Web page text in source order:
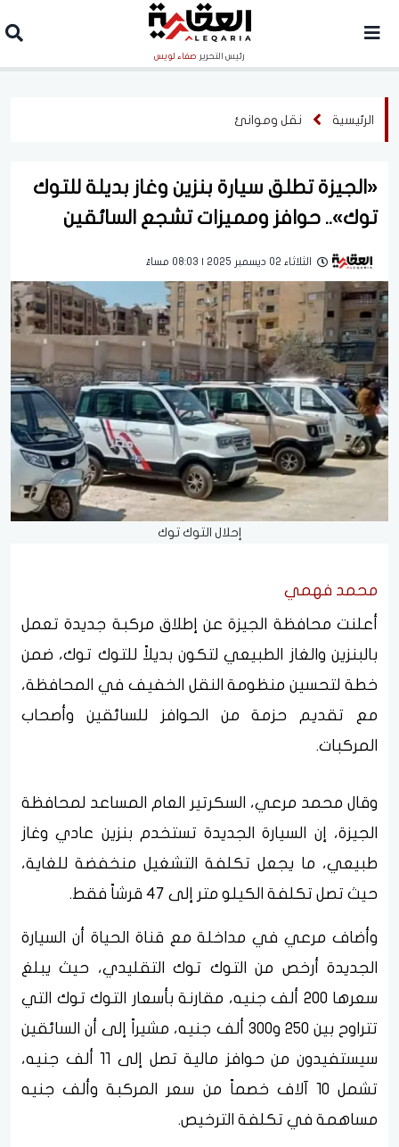
رئيس التحرير صفاء لويس
الرئيسية نقل وموانئ
«الجيزة تطلق سيارة بنزين وغاز بديلة للتوك
توك».. حوافز ومميزات تشجع السائقين
الثلاثاء 02 ديسمبر 2025 | 08:03 مساءً
إحلال التوك توك
محمد فهمي
أعلنت محافظة الجيزة عن إطلاق مركبة جديدة تعمل
بالبنزين والغاز الطبيعي لتكون بديلاً للتوك توك، ضمن
خطة لتحسين منظومة النقل الخفيف في المحافظة،
مع تقديم حزمة من الحوافز للسائقين وأصحاب
المركبات.
وقال محمد مرعي، السكرتير العام المساعد لمحافظة
الجيزة، إن السيارة الجديدة تستخدم بنزين عادي وغاز
طبيعي، ما يجعل تكلفة التشغيل منخفضة للغاية،
حيث تصل تكلفة الكيلو متر إلى 47 قرشاً فقط.
وأضاف مرعي في مداخلة مع قناة الحياة أن السيارة
الجديدة أرخص من التوك توك التقليدي، حيث يبلغ
سعرها 200 ألف جنيه، مقارنة بأسعار التوك توك التي
تتراوح بين 250 و300 ألف جنيه، مشيراً إلى أن السائقين
سيستفيدون من حوافز مالية تصل إلى 11 ألف جنيه،
تشمل 10 آلاف خصماً من سعر المركبة وألف جنيه
مساهمة في تكلفة الترخيص.